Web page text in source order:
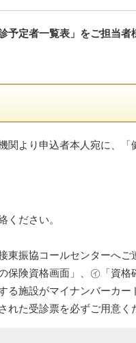
定者一覧表」をご担当者
関より申込者本人宛に、
ください。
東振協コールセンターへご
保険資格画面」、㋑「資
る施設がマイナンバーカ
れた受診票を必ずご用意く